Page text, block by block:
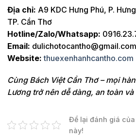
Địa chỉ: A9 KDC Hưng Phú, P.
TP. Cần Thơ
Hotline/Zalo/Whatsapp:
Email: dulichotocantho@gmail.com
Website: thuexenhanhcantho.com
Cùng Bách Việt Cần Thơ – mọi
Lương trở nên dễ dàng, an toàn
Để lại đánh giá
này!